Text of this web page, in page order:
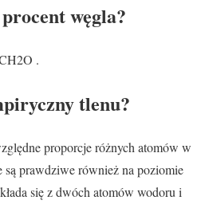
węgla?
.
tlenu?
proporcje różnych atomów w
prawdziwe również na poziomie
się z dwóch atomów wodoru i